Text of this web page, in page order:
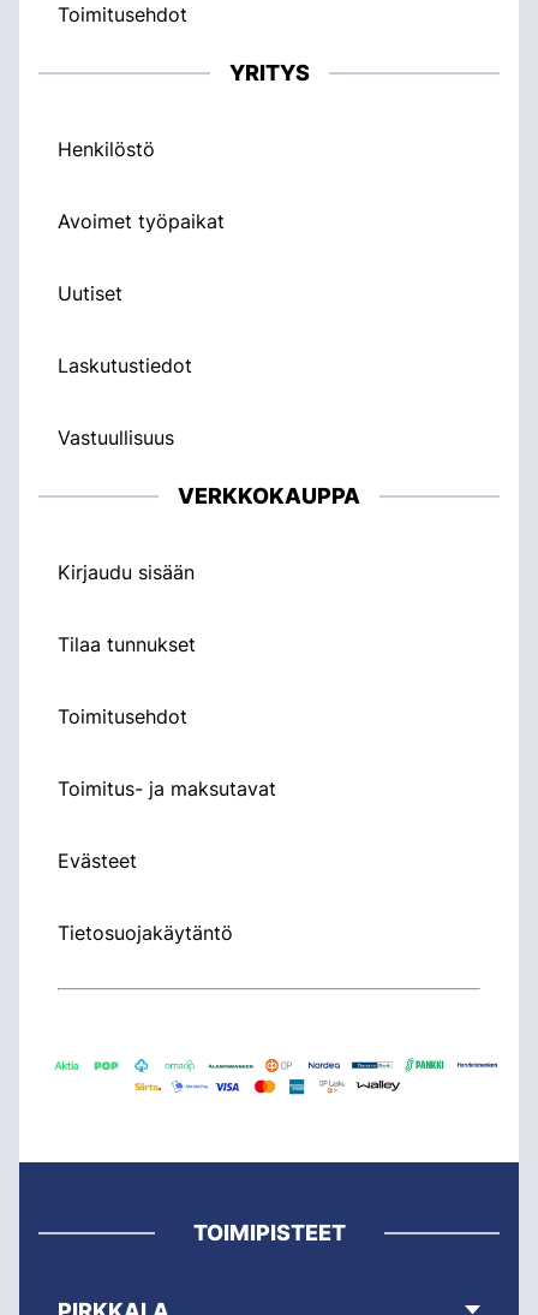
Toimitusehdot
YRITYS
Henkilöstö
Avoimet työpaikat
Uutiset
Laskutustiedot
Vastuullisuus
VERKKOKAUPPA
Kirjaudu sisään
Tilaa tunnukset
Toimitusehdot
Toimitus- ja maksutavat
Evästeet
Tietosuojakäytäntö
TOIMIPISTEET